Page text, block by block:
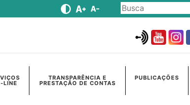
LINE
TRANSPARÊNCIA E
PRESTAÇÃO DE CONTAS
PUBLICAÇÕES